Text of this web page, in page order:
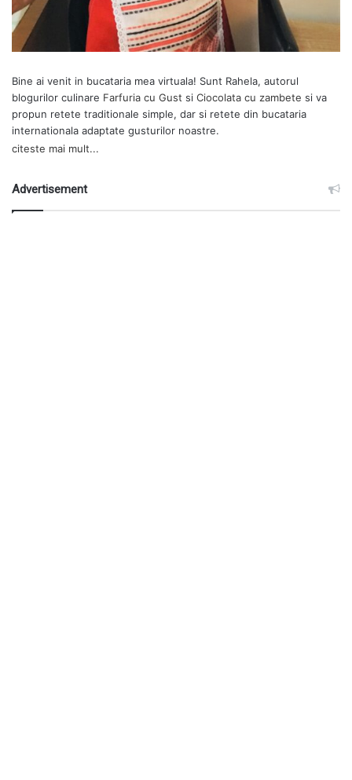
Bine ai venit in bucataria mea virtuala! Sunt Rahela, autorul
blogurilor culinare Farfuria cu Gust si Ciocolata cu zambete si va
propun retete traditionale simple, dar si retete din bucataria
internationala adaptate gusturilor noastre.
citeste mai mult...
Advertisement